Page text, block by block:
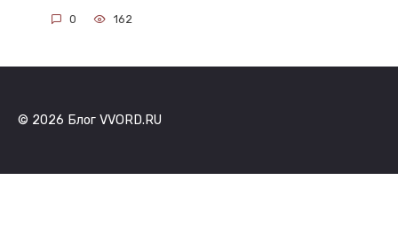
0 162
© 2026 Блог VVORD.RU